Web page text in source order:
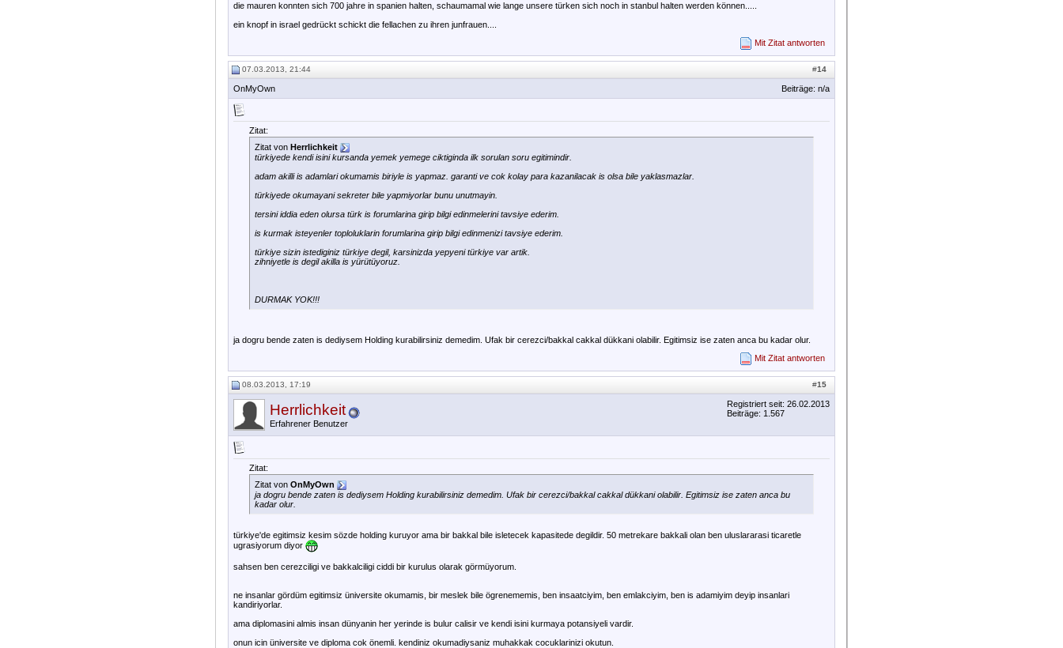
die mauren konnten sich 700 jahre in spanien halten, schaumamal wie lange unsere türken sich noch in stanbul halten werden können.....
ein knopf in israel gedrückt schickt die fellachen zu ihren junfrauen....
Mit Zitat antworten
#14
07.03.2013, 21:44
OnMyOwn Beiträge: n/a
Zitat:
Zitat von Herrlichkeit
türkiyede kendi isini kursanda yemek yemege ciktiginda ilk sorulan soru egitimindir.
adam akilli is adamlari okumamis biriyle is yapmaz. garanti ve cok kolay para kazanilacak is olsa bile yaklasmazlar.
türkiyede okumayani sekreter bile yapmiyorlar bunu unutmayin.
tersini iddia eden olursa türk is forumlarina girip bilgi edinmelerini tavsiye ederim.
is kurmak isteyenler toploluklarin forumlarina girip bilgi edinmenizi tavsiye ederim.
türkiye sizin istediginiz türkiye degil, karsinizda yepyeni türkiye var artik.
zihniyetle is degil akilla is yürütüyoruz.
DURMAK YOK!!!
ja dogru bende zaten is dediysem Holding kurabilirsiniz demedim. Ufak bir cerezci/bakkal cakkal dükkani olabilir. Egitimsiz ise zaten anca bu kadar olur.
Mit Zitat antworten
#15
08.03.2013, 17:19
Herrlichkeit
Erfahrener Benutzer
Registriert seit: 26.02.2013
Beiträge: 1.567
Zitat:
Zitat von OnMyOwn
ja dogru bende zaten is dediysem Holding kurabilirsiniz demedim. Ufak bir cerezci/bakkal cakkal dükkani olabilir. Egitimsiz ise zaten anca bu
kadar olur.
türkiye'de egitimsiz kesim sözde holding kuruyor ama bir bakkal bile isletecek kapasitede degildir. 50 metrekare bakkali olan ben uluslararasi ticaretle
ugrasiyorum diyor
sahsen ben cerezciligi ve bakkalciligi ciddi bir kurulus olarak görmüyorum.
ne insanlar gördüm egitimsiz üniversite okumamis, bir meslek bile ögrenememis, ben insaatciyim, ben emlakciyim, ben is adamiyim deyip insanlari
kandiriyorlar.
ama diplomasini almis insan dünyanin her yerinde is bulur calisir ve kendi isini kurmaya potansiyeli vardir.
onun icin üniversite ve diploma cok önemli. kendiniz okumadiysaniz muhakkak cocuklarinizi okutun.